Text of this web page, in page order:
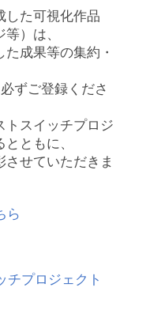
した可視化作品
）は、
成果等の集約・
ずご登録くださ
トスイッチプロジ
ともに、
させていただきま
ら